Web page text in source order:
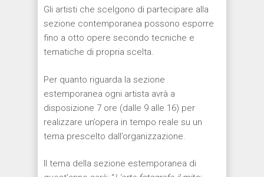
Gli artisti che scelgono di partecipare alla
sezione contemporanea possono esporre
fino a otto opere secondo tecniche e
tematiche di propria scelta.
Per quanto riguarda la sezione
estemporanea ogni artista avrà a
disposizione 7 ore (dalle 9 alle 16) per
realizzare un’opera in tempo reale su un
tema prescelto dall’organizzazione.
Il tema della sezione estemporanea di